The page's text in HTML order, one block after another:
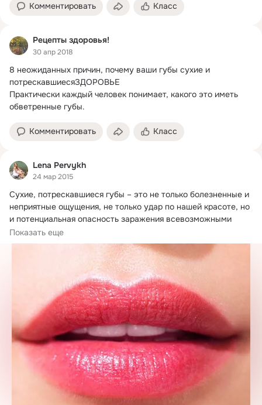
Комментировать Класс
Рецепты здоровья!
30 апр 2018
8 неожиданных причин, почему ваши губы сухие и
потрескавшиесяЗДОРОВЬЕ
Практически каждый человек понимает, какого это иметь
обветренные губы.
Комментировать Класс
Lena Pervykh
24 мар 2015
Сухие, потрескавшиеся губы – это не только болезненные и
неприятные ощущения, не только удар по нашей красоте, но
и потенциальная опасность заражения всевозможными
вирусами, грибками и инфекциями.
Показать еще